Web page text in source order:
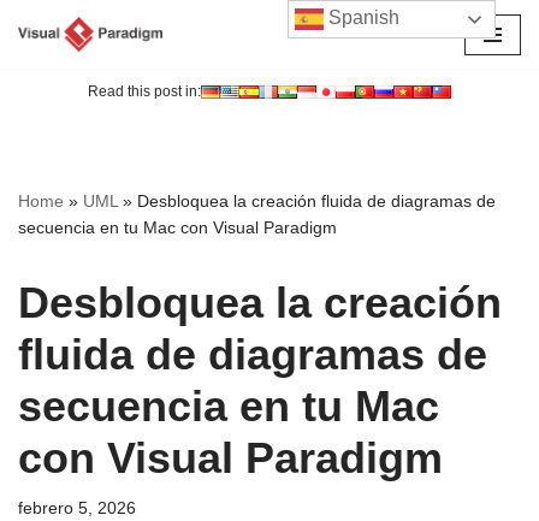
Read this post in:
Home » UML» Desbloquea la creación fluida de diagramas de
secuencia en tu Mac con Visual Paradigm
Desbloquea la creación
fluida de diagramas de
secuencia en tu Mac
con Visual Paradigm
febrero 5, 2026
Spanish